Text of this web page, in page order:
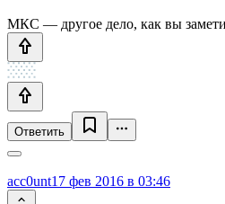
МКС — другое дело, как вы
Ответить
acc0unt17 фев 2016 в 03:46